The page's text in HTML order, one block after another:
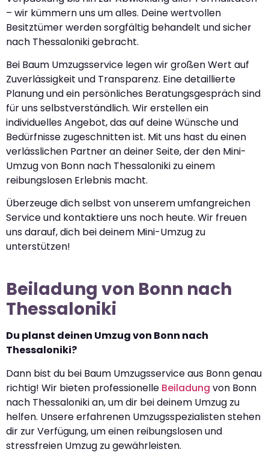
– wir kümmern uns um alles. Deine wertvollen
Besitztümer werden sorgfältig behandelt und sicher
nach Thessaloniki gebracht.
Bei Baum Umzugsservice legen wir großen Wert auf
Zuverlässigkeit und Transparenz. Eine detaillierte
Planung und ein persönliches Beratungsgespräch sind
für uns selbstverständlich. Wir erstellen ein
individuelles Angebot, das auf deine Wünsche und
Bedürfnisse zugeschnitten ist. Mit uns hast du einen
verlässlichen Partner an deiner Seite, der den Mini-
Umzug von Bonn nach Thessaloniki zu einem
reibungslosen Erlebnis macht.
Überzeuge dich selbst von unserem umfangreichen
Service und kontaktiere uns noch heute. Wir freuen
uns darauf, dich bei deinem Mini-Umzug zu
unterstützen!
Beiladung von Bonn nach
Thessaloniki
Du planst deinen Umzug von Bonn nach
Thessaloniki?
Dann bist du bei Baum Umzugsservice aus Bonn genau
richtig! Wir bieten professionelle Beiladung von Bonn
nach Thessaloniki an, um dir bei deinem Umzug zu
helfen. Unsere erfahrenen Umzugsspezialisten stehen
dir zur Verfügung, um einen reibungslosen und
stressfreien Umzug zu gewährleisten.